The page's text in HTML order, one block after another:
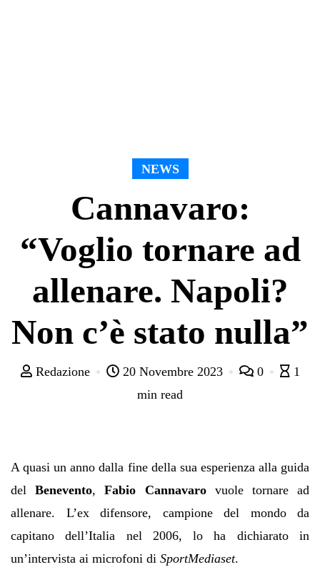
NEWS
Cannavaro:
“Voglio tornare ad
allenare. Napoli?
Non c’è stato nulla”
Redazione 20 Novembre 2023 0
1
min read
A quasi un anno dalla fine della sua esperienza alla guida
delBenevento,Fabio Cannavarovuole tornare ad
allenare. L’ex difensore, campione del mondo da
capitano dell’Italia nel 2006, lo ha dichiarato in
un’intervista ai microfoni di SportMediaset.